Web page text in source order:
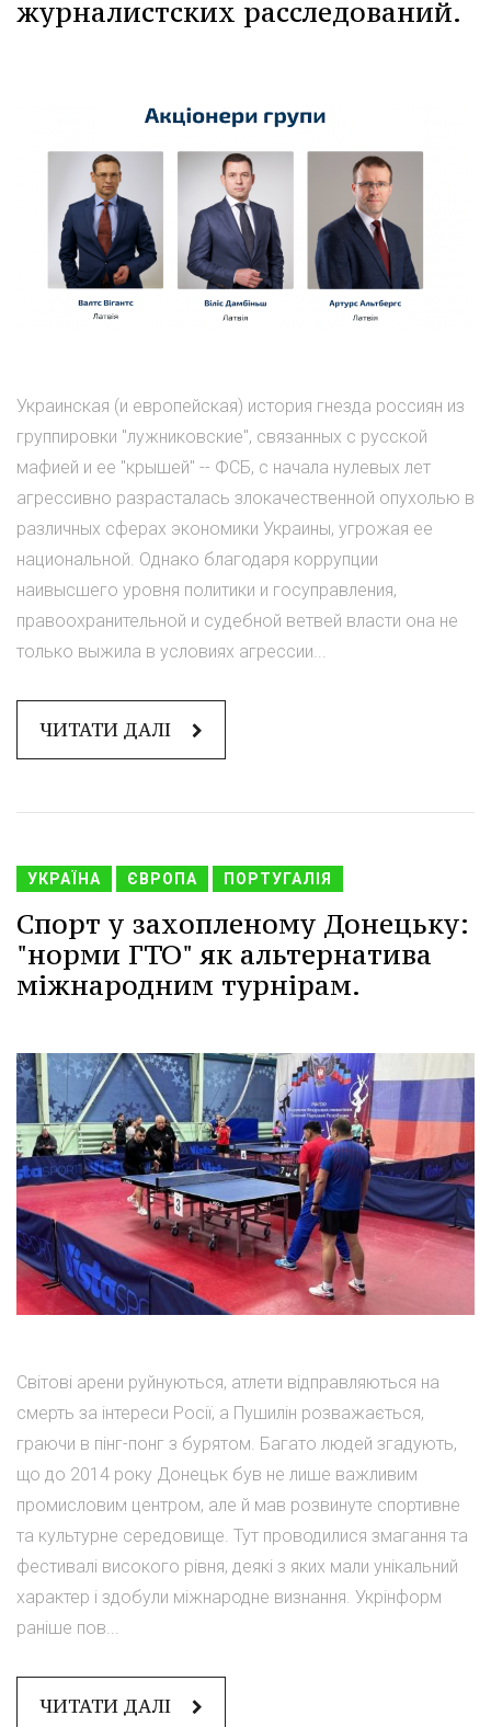
журналистских расследований.
Украинская (и европейская) история гнезда россиян из
группировки "лужниковские", связанных с русской
мафией и ее "крышей" -- ФСБ, с начала нулевых лет
агрессивно разрасталась злокачественной опухолью в
различных сферах экономики Украины, угрожая ее
национальной. Однако благодаря коррупции
наивысшего уровня политики и госуправления,
правоохранительной и судебной ветвей власти она не
только выжила в условиях агрессии...
ЧИТАТИ ДАЛІ
УКРАЇНА ЄВРОПА ПОРТУГАЛІЯ
Спорт у захопленому Донецьку:
"норми ГТО" як альтернатива
міжнародним турнірам.
Світові арени руйнуються, атлети відправляються на
смерть за інтереси Росії, а Пушилін розважається,
граючи в пінг-понг з бурятом. Багато людей згадують,
що до 2014 року Донецьк був не лише важливим
промисловим центром, але й мав розвинуте спортивне
та культурне середовище. Тут проводилися змагання та
фестивалі високого рівня, деякі з яких мали унікальний
характер і здобули міжнародне визнання. Укрінформ
раніше пов...
ЧИТАТИ ДАЛІ